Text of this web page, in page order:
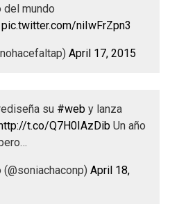
mundo
pic.twitter.com/niIwFrZpn3
April 17, 2015
su #web y lanza
t.co/Q7H0IAzDib Un año
April 18,